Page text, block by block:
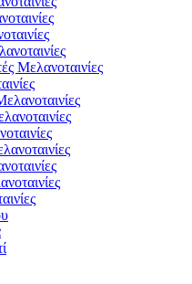
Μελανοταινίες